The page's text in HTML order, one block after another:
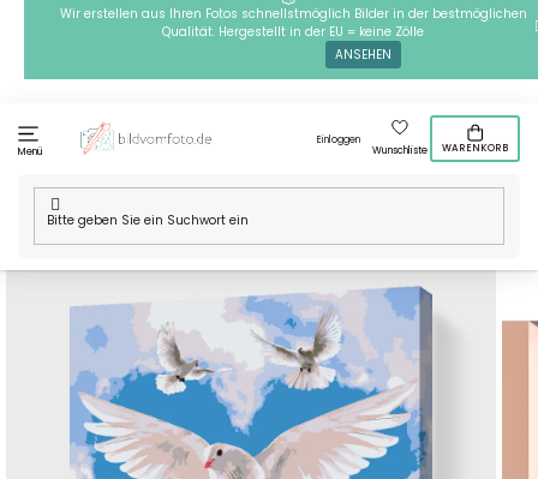
springen
Wir erstellen aus Ihren Fotos schnellstmöglich Bilder in der bestmöglichen
Qualität. Hergestellt in der EU = keine Zölle
ANSEHEN
Menü
Einloggen
Wunschliste
WARENKORB
Startseite
/ Technik / Malen nach Zahlen / Malen nach Zahlen -
Tauben in Paris